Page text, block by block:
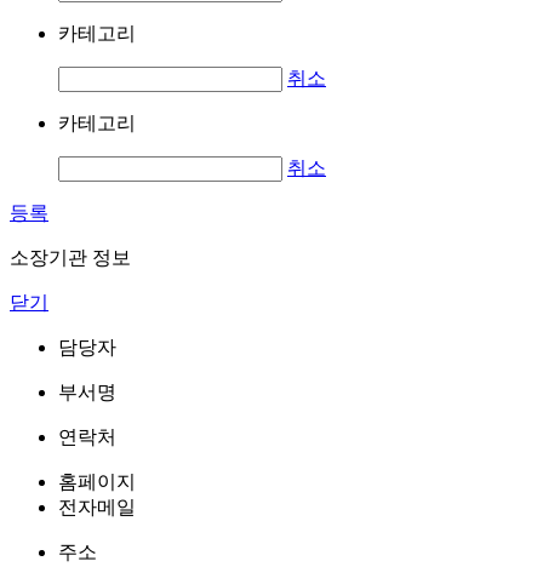
카테고리
취소
카테고리
취소
등록
소장기관 정보
닫기
담당자
부서명
연락처
홈페이지
전자메일
주소